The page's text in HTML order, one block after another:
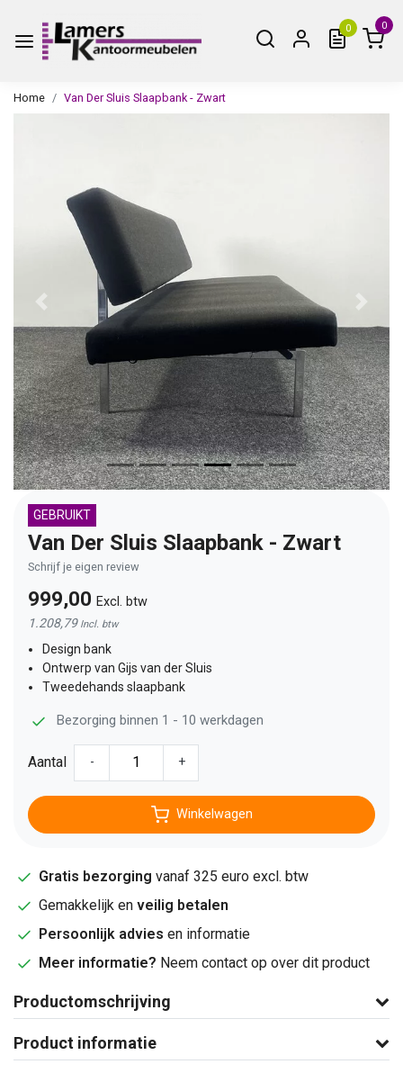
0 0
Home Van Der Sluis Slaapbank - Zwart
Vorige
GEBRUIKT
Van Der Sluis Slaapbank - Zwart
Schrijf je eigen review
999,00 Excl. btw
1.208,79 Incl. btw
Design bank
Ontwerp van Gijs van der Sluis
Tweedehands slaapbank
Bezorging binnen 1 - 10 werkdagen
Aantal - +
Winkelwagen
Gratis bezorging vanaf 325 euro excl. btw
Gemakkelijk en veilig betalen
Persoonlijk advies en informatie
Meer informatie? Neem contact op over dit product
Productomschrijving
Product informatie